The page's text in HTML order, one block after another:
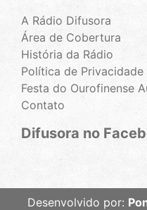
A Rádio Difusora
Área de Cobertura
História da Rádio
Política de Privacidade
Festa do Ourofinense
Contato
Difusora no
Desenvolvido por: